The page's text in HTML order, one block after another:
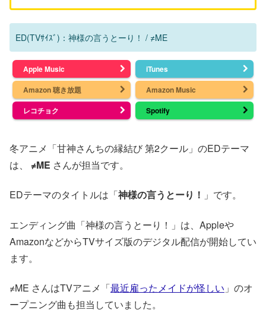
ED(TVｻｲｽﾞ)：神様の言うとーり！ / ≠ME
Apple Music
iTunes
Amazon 聴き放題
Amazon Music
レコチョク
Spotify
冬アニメ「甘神さんちの縁結び 第2クール」のEDテーマ
は、 ≠ME さんが担当です。
EDテーマのタイトルは「神様の言うとーり！ 」です。
エンディング曲「神様の言うとーり！」は、Appleや
AmazonなどからTVサイズ版のデジタル配信が開始してい
ます。
≠ME さんはTVアニメ「最近雇ったメイドが怪しい 」のオ
ープニング曲も担当していました。